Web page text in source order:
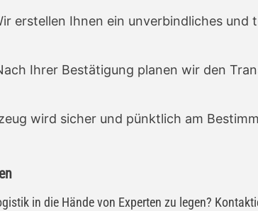
erstellen Ihnen ein unverbindliches und
Ihrer Bestätigung planen wir den
wird sicher und pünktlich am
in die Hände von Experten zu legen?